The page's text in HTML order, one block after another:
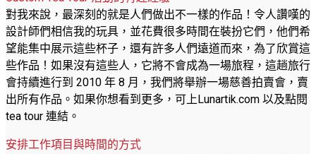
對我來說，最深刻的就是人們做出不一樣的作品！令人讚嘆的
設計師們相信我的玩具，並花費很多時間在裝扮它們，他們希
望能集中展示這些杯子，還有許多人們遠道而來，為了欣賞這
些作品！如果沒有這些人，它將不會成為一場旅程，這趟旅行
會持續進行到 2010 年 8 月，我們將舉辦一場慈善拍賣會，賣
出所有作品。如果你想看到更多，可上Lunartik.com 以及點閱
tea tour 連結。
安排工作項目與時間的方式